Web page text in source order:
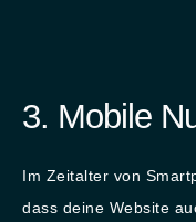
3. Mobile
Im Zeitalter von
dass deine Website